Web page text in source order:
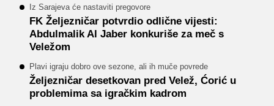
Iz Sarajeva će nastaviti pregovore
FK Željezničar potvrdio odlične vijesti:
Abdulmalik Al Jaber konkuriše za meč s
Veležom
Plavi igraju dobro ove sezone, ali ih muče povrede
Željezničar desetkovan pred Velež, Ćorić u
problemima sa igračkim kadrom